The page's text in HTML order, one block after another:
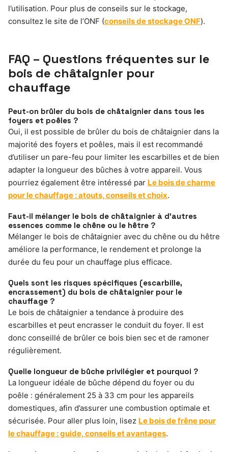
l’utilisation. Pour plus de conseils sur le stockage,
consultez le site de l’ONF (conseils de stockage ONF).
FAQ – Questions fréquentes sur le
bois de châtaignier pour
chauffage
Peut-on brûler du bois de châtaignier dans tous les
foyers et poêles ?
Oui, il est possible de brûler du bois de châtaignier dans la
majorité des foyers et poêles, mais il est recommandé
d’utiliser un pare-feu pour limiter les escarbilles et de bien
adapter la longueur des bûches à votre appareil. Vous
pourriez également être intéressé par Le bois de charme
pour le chauffage : atouts, conseils et choix.
Faut-il mélanger le bois de châtaignier à d’autres
essences comme le chêne ou le hêtre ?
Mélanger le bois de châtaignier avec du chêne ou du hêtre
améliore la performance, le rendement et prolonge la
durée du feu pour un chauffage plus efficace.
Quels sont les risques spécifiques (escarbille,
encrassement) du bois de châtaignier pour le
chauffage ?
Le bois de châtaignier a tendance à produire des
escarbilles et peut encrasser le conduit du foyer. Il est
donc conseillé de brûler ce bois bien sec et de ramoner
régulièrement.
Quelle longueur de bûche privilégier et pourquoi ?
La longueur idéale de bûche dépend du foyer ou du
poêle : généralement 25 à 33 cm pour les appareils
domestiques, afin d’assurer une combustion optimale et
sécurisée. Pour aller plus loin, lisez Le bois de frêne pour
le chauffage : guide, conseils et avantages.